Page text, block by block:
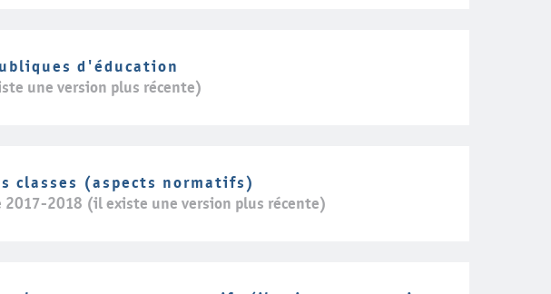
d'éducation
une version plus récente)
classes (aspects normatifs)
2017-2018 (il existe une version plus récente)